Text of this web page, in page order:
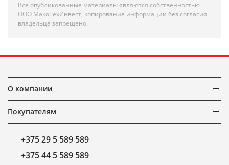
Все опубликованные материалы являются собственностью
ООО МакоТехИнвест, копирование информации без согласия
владельца запрещено.
О компании
Покупателям
+375 29 5 589 589
+375 44 5 589 589